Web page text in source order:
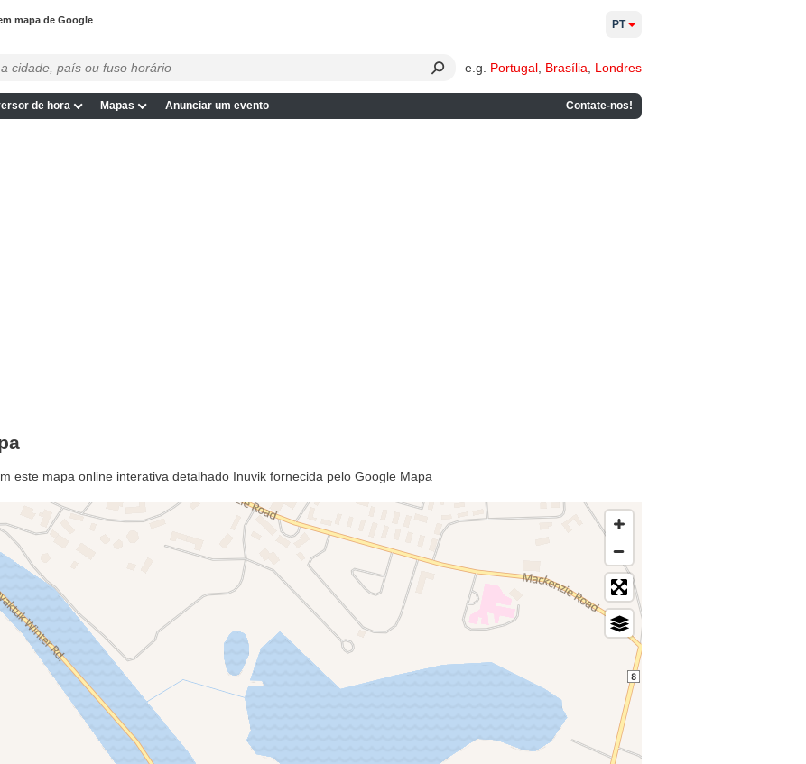
mapa de Google
e.g. Portugal Brasília Londres
de hora Mapas Anunciar um evento Contate-nos!
PT
este mapa online interativa detalhado Inuvik fornecida pelo Google Mapa